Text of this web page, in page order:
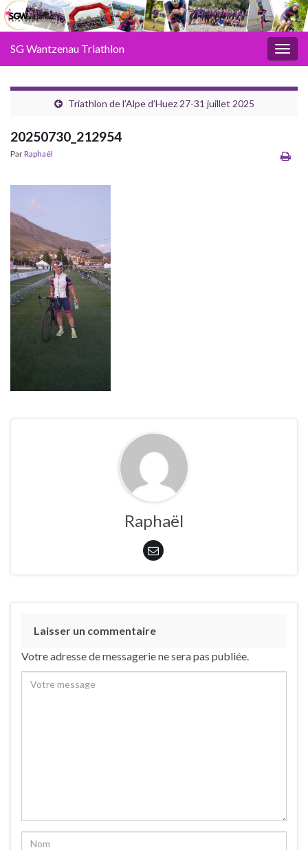
SG Wantzenau Triathlon
Triathlon de l’Alpe d’Huez 27-31 juillet 2025
20250730_212954
ParRaphaël
Raphaël
Laisser un commentaire
Votre adresse de messagerie ne sera pas publiée.